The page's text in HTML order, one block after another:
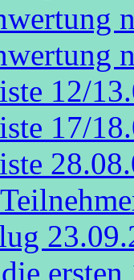
12/
17/
ersten